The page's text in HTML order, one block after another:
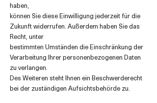
haben,
können Sie diese Einwilligung jederzeit für die
Zukunft widerrufen. Außerdem haben Sie das
Recht, unter
bestimmten Umständen die Einschränkung der
Verarbeitung Ihrer personenbezogenen Daten
zu verlangen.
Des Weiteren steht Ihnen ein Beschwerderecht
bei der zuständigen Aufsichtsbehörde zu.